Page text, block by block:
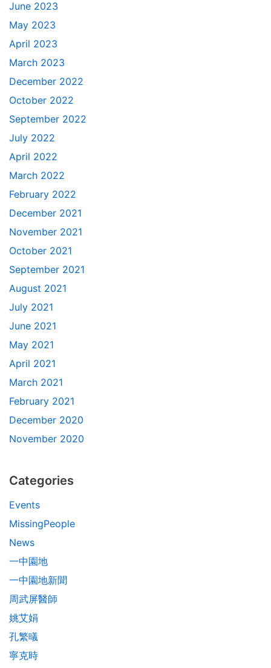
June 2023
May 2023
April 2023
March 2023
December 2022
October 2022
September 2022
July 2022
April 2022
March 2022
February 2022
December 2021
November 2021
October 2021
September 2021
August 2021
July 2021
June 2021
May 2021
April 2021
March 2021
February 2021
December 2020
November 2020
Categories
Events
MissingPeople
News
一中園地
一中園地新聞
周武屏醫師
姚艾娟
孔繁㬢
寧克時